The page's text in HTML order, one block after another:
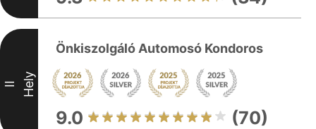
II Hely
Önkiszolgáló Automosó Kondoros
9.0 (70)